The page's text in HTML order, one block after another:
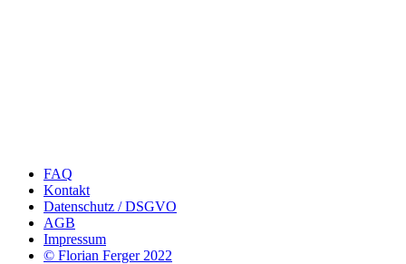
FAQ
Kontakt
Datenschutz / DSGVO
AGB
Impressum
© Florian Ferger 2022